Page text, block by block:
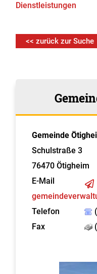
Dienstleistungen
<< zurück zur Suche
Gemeinde
Schulstraße 3
76470 Ötigheim
E-Mail
Telefon
Fax